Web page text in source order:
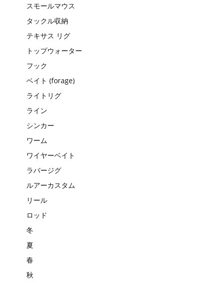
スモールマウス
タックル収納
テキサス リグ
トップウォーター
フック
ベイト (forage)
ライトリグ
ライン
シンカー
ワーム
ワイヤーベイト
ラバージグ
ルアーカスタム
リール
ロッド
冬
夏
春
秋